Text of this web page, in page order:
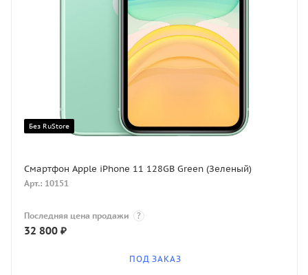
Без RuStore
Смартфон Apple iPhone 11 128GB Green (Зеленый)
Арт.: 10151
Последняя цена продажи ?
32 800 ₽
ПОД ЗАКАЗ